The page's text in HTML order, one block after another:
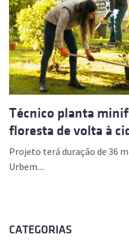
Técnico planta
floresta de volta à
Projeto terá duração de 36
Urbem....
CATEGORIAS